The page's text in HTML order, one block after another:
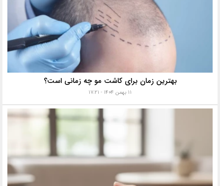
بهترین زمان برای کاشت مو چه زمانی است؟
۱۱ بهمن ۱۴۰۴ - ۱۷:۲۱